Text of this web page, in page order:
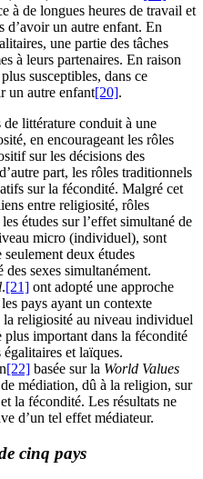
à de longues heures de travail et
d’avoir un autre enfant. En
une partie des tâches
à leurs partenaires. En raison
susceptibles, dans ce
un autre enfant[20].
littérature conduit à une
en encourageant les rôles
sur les décisions des
part, les rôles traditionnels
sur la fécondité. Malgré cet
entre religiosité, rôles
études sur l’effet simultané de
micro (individuel), sont
deux études
sexes simultanément.
.[21] ont adopté une approche
pays ayant un contexte
religiosité au niveau individuel
plus important dans la fécondité
et laïques.
[22] basée sur la World Values
médiation, dû à la religion, sur
la fécondité. Les résultats ne
d’un tel effet médiateur.
cinq pays